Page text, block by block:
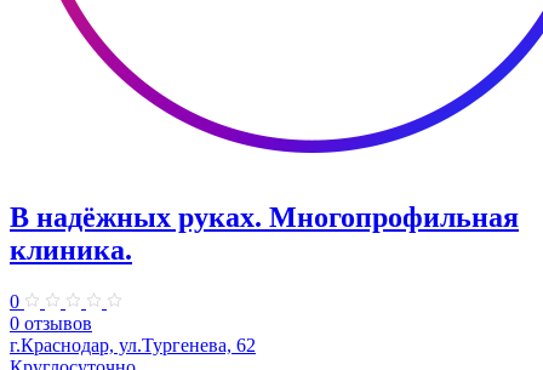
В надёжных руках. Многопрофильная
клиника.
0
0 отзывов
г.Краснодар, ул.Тургенева, 62